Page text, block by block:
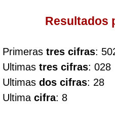
Chontico Noche
Culona día
Culona noche
Resultados
Primeras tres cifras:
Ultimas tres cifras: 028
Ultimas dos cifras: 28
Ultima cifra: 8